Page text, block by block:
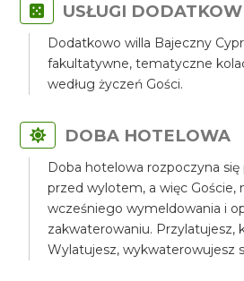
USŁUGI
Dodatkowo willa Bajeczny
fakultatywne, tematyczne
według życzeń Gości.
DOBA HOTELOWA
Doba hotelowa rozpoczyna
przed wylotem, a więc Goście,
wcześniego wymeldowania i
zakwaterowaniu. Przylatujesz,
Wylatujesz, wykwaterowujesz